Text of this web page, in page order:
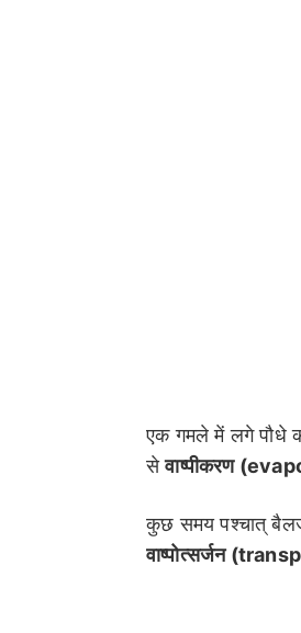
एक गमले में लगे पौधे
सेवाष्पीकरण
कुछ समय पश्चात्
वाष्पोत्सर्जन